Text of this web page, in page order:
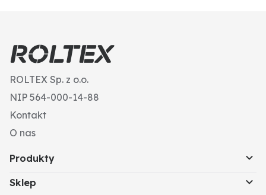
ROLTEX Sp. z o.o.
NIP 564-000-14-88
Kontakt
O nas
Produkty
Sklep